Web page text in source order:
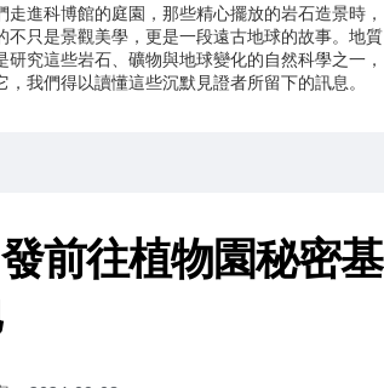
走進科博館的庭園，那些精心擺放的岩石造景時，
不只是景觀美學，更是一段遠古地球的故事。地質
研究這些岩石、礦物與地球變化的自然科學之一，
，我們得以讀懂這些沉默見證者所留下的訊息。
前往植物園秘密基